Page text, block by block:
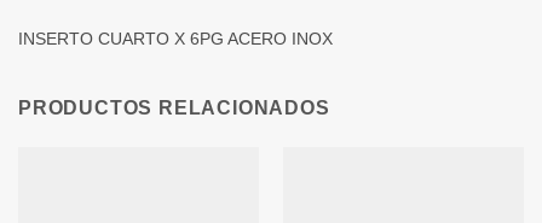
INSERTO CUARTO X 6PG ACERO INOX
PRODUCTOS RELACIONADOS